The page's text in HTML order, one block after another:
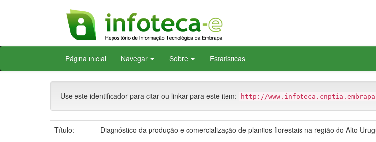
Skip
Página inicial Navegar Sobre Estatísticas
Use este identificador para citar ou linkar para este item: http://
Título:
Diagnóstico da produção e comercialização de plantios florestais na região do Alto